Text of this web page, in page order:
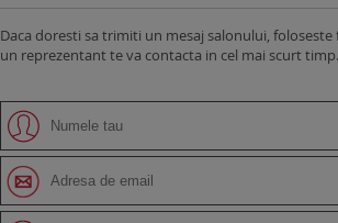
Daca doresti sa trimiti un mesaj salonului,
un reprezentant te va contacta in cel mai scurt timp.